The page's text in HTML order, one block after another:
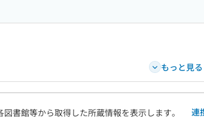
もっと見る
書館等から取得した所蔵情報を表示します。
連